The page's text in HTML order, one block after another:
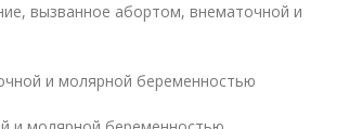
вызванное абортом, внематочной и
и молярной беременностью